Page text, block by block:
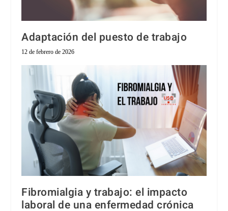
Adaptación del puesto de trabajo
12 de febrero de 2026
Fibromialgia y trabajo: el impacto
laboral de una enfermedad crónica